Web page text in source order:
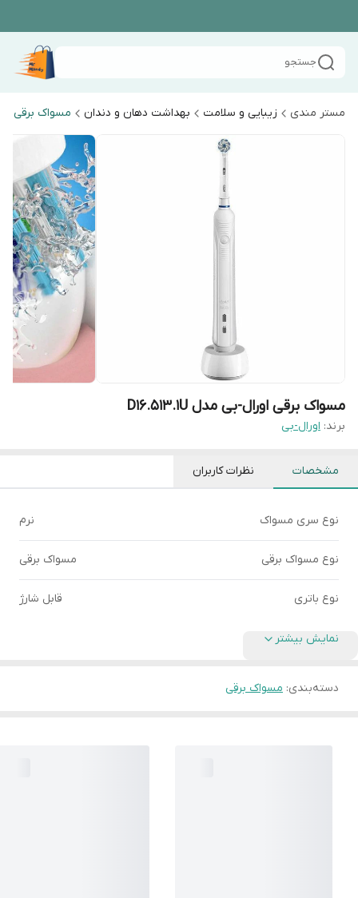
جستجو
مستر مندی زیبایی و سلامت بهداشت دهان و دندان مسواک برقی
مسواک برقی اورال-بی مدل D16.513.1U
برند: اورال-بی
مشخصات نظرات کاربران
نوع سری مسواک نرم
نوع مسواک برقی مسواک برقی
نوع باتری قابل شارژ
نمایش بیشتر
دسته‌بندی: مسواک برقی